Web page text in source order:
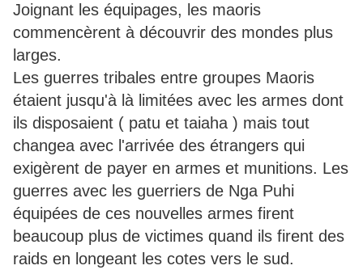
Joignant les équipages, les maoris
commencèrent à découvrir des mondes plus
larges.
Les guerres tribales entre groupes Maoris
étaient jusqu'à là limitées avec les armes dont
ils disposaient ( patu et taiaha ) mais tout
changea avec l'arrivée des étrangers qui
exigèrent de payer en armes et munitions. Les
guerres avec les guerriers de Nga Puhi
équipées de ces nouvelles armes firent
beaucoup plus de victimes quand ils firent des
raids en longeant les cotes vers le sud.